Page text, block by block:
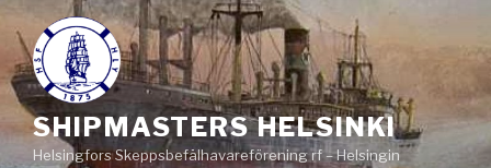
Siirry
sisältöön
SHIPMASTERS HELSINKI
Helsingfors Skeppsbefälhavareförening rf – Helsingin